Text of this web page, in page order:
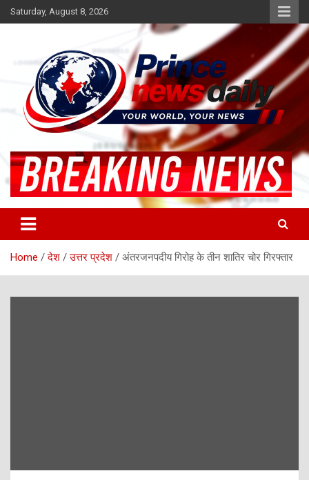
Skip
to
Saturday, August 8, 2026
Princenews Daily
Home देश उत्तर प्रदेश अंतरजनपदीय गिरोह के तीन शातिर चोर गिरफ्तार